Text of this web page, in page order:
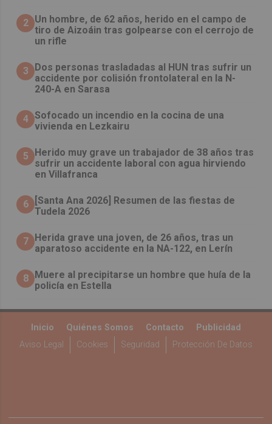
2 Un hombre, de 62 años, herido en el campo de
tiro de Aizoáin tras golpearse con el cerrojo de
un rifle
3
​Dos personas trasladadas al HUN tras sufrir un
accidente por colisión frontolateral en la N-
240-A en Sarasa
4 Sofocado un incendio en la cocina de una
vivienda en Lezkairu
5
Herido muy grave un trabajador de 38 años tras
sufrir un accidente laboral con agua hirviendo
en Villafranca
6
[Santa Ana 2026] Resumen de las fiestas de
Tudela 2026
7 Herida grave una joven, de 26 años, tras un
aparatoso accidente en la NA-122, en Lerín
8 Muere al precipitarse un hombre que huía de la
policía en Estella
Inicio Quiénes Somos Contacto
Publicidad
Aviso Legal
Cookies Seguridad Protección De Datos